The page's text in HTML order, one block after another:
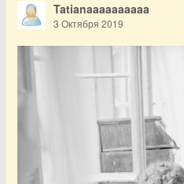
Tatianaaaaaaaaaa
3 Октября 2019